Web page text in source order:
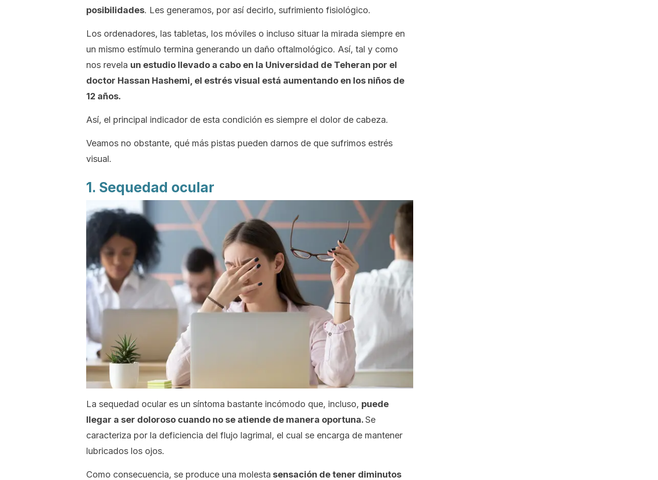
posibilidades. Les generamos, por así decirlo, sufrimiento fisiológico.
Los ordenadores, las tabletas, los móviles o incluso situar la mirada siempre en
un mismo estímulo termina generando un daño oftalmológico. Así, tal y como
nos revela un estudio llevado a cabo en la Universidad de Teheran por el
doctor Hassan Hashemi, el estrés visual está aumentando en los niños de
12 años.
Así, el principal indicador de esta condición es siempre el dolor de cabeza.
Veamos no obstante, qué más pistas pueden darnos de que sufrimos estrés
visual.
1. Sequedad ocular
La sequedad ocular es un síntoma bastante incómodo que, incluso, puede
llegar a ser doloroso cuando no se atiende de manera oportuna.Se
caracteriza por la deficiencia del flujo lagrimal, el cual se encarga de mantener
lubricados los ojos.
Como consecuencia, se produce una molesta sensación de tener diminutos